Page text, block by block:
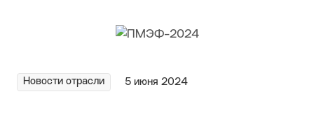
Новости отрасли 5 июня 2024